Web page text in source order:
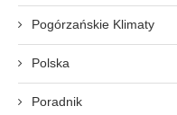
Pogórzańskie Klimaty
Polska
Poradnik